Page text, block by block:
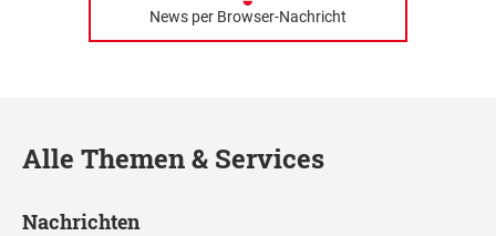
News per Browser-Nachricht
Alle Themen & Services
Nachrichten